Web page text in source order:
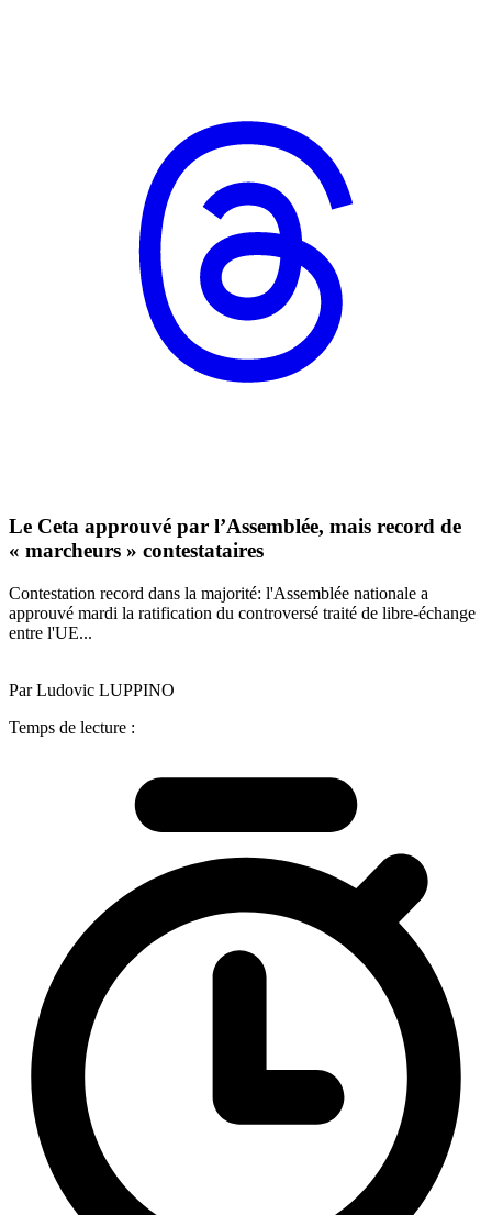
Le Ceta approuvé par l’Assemblée, mais record de
« marcheurs » contestataires
Contestation record dans la majorité: l'Assemblée nationale a
approuvé mardi la ratification du controversé traité de libre-échange
entre l'UE...
Par Ludovic LUPPINO
Temps de lecture :